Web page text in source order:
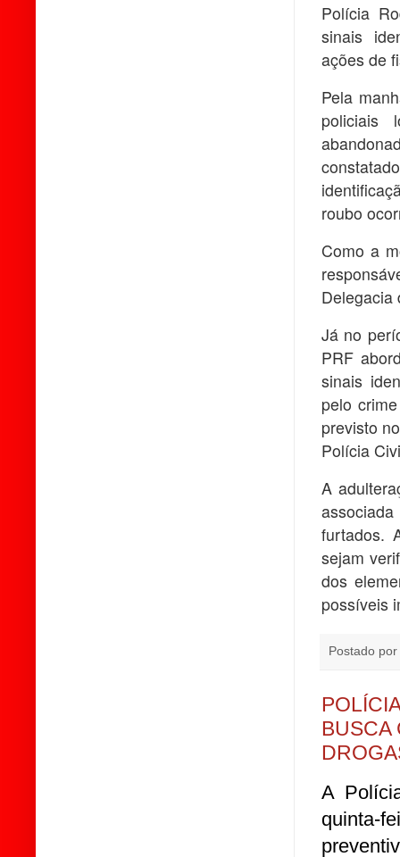
Polícia
sinais
ações de
Pela
policiais
roubo
Como a
Delegacia
Já no
PRF
sinais
pelo
previsto
Polícia
A
furtados.
sejam
dos
possíveis
Postado por
BUSCA
A
quinta-